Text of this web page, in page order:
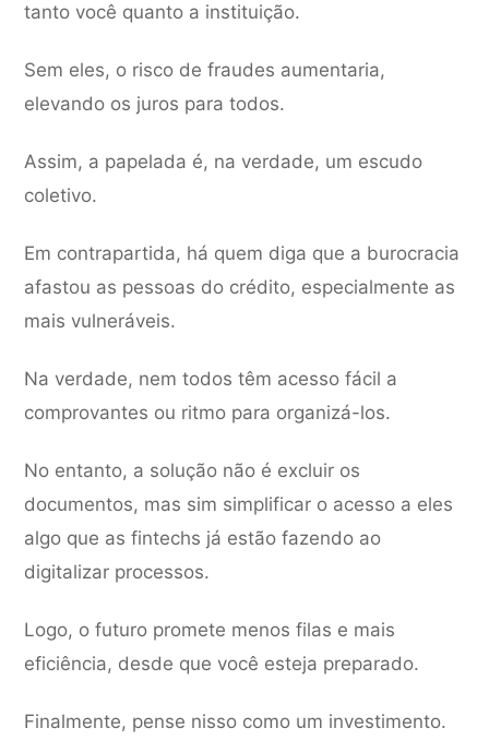
tanto você quanto a instituição.
Sem eles, o risco de fraudes aumentaria,
elevando os juros para todos.
Assim, a papelada é, na verdade, um escudo
coletivo.
Em contrapartida, há quem diga que a burocracia
afastou as pessoas do crédito, especialmente as
mais vulneráveis.
Na verdade, nem todos têm acesso fácil a
comprovantes ou ritmo para organizá-los.
No entanto, a solução não é excluir os
documentos, mas sim simplificar o acesso a eles
algo que as fintechs já estão fazendo ao
digitalizar processos.
Logo, o futuro promete menos filas e mais
eficiência, desde que você esteja preparado.
Finalmente, pense nisso como um investimento.